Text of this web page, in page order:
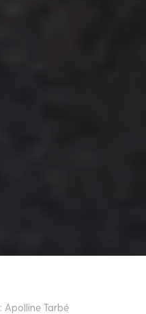
Apolline Tarbé